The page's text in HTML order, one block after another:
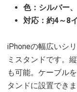
色：シルバー
対応：約4～8
iPhoneの幅広いシ
ミスタンドです。
も可能。ケーブル
タンドに設置できま